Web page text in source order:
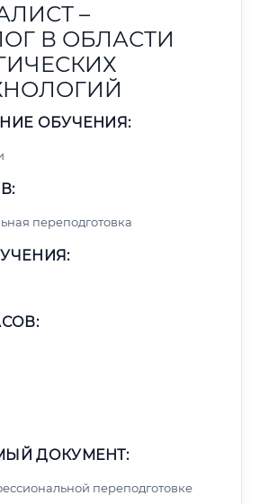
–
В ОБЛАСТИ
ОБУЧЕНИЯ:
переподготовка
ДОКУМЕНТ:
переподготовке